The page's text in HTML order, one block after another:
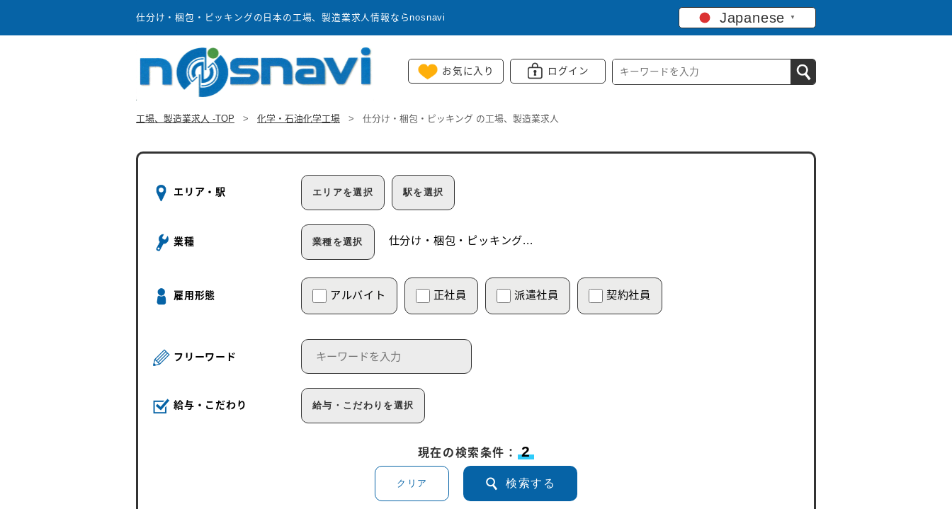
仕分け・梱包・ピッキングの日本の工場、製造業求人情報ならnosnavi Japanese ▼
お気に入り ログイン
工場、製造業求人 -TOP > 化学・石油化学工場 > 仕分け・梱包・ピッキング の工場、製造業求人
エリア・駅 エリアを選択 駅を選択
業種 業種を選択 仕分け・梱包・ピッキング...
雇用形態 アルバイト 正社員 派遣社員 契約社員
フリーワード
給与・こだわり 給与・こだわりを選択
現在の検索条件： 2
クリア 検索する